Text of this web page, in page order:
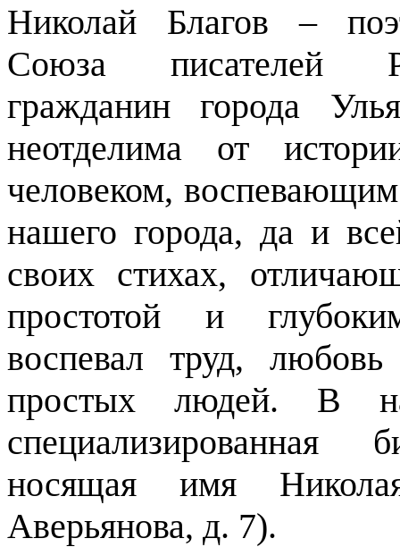
Николай Благов –
Союза писателей
гражданин города
неотделима от
человеком,
нашего города, да и
своих стихах,
простотой и
воспевал труд,
простых людей. В
носящая имя
Аверьянова, д. 7).